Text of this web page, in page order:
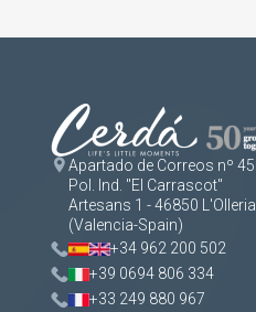
Apartado de Correos nº 45
Pol. Ind. "El Carrascot"
Artesans 1 - 46850 L'Olleria
(Valencia-Spain)
+34 962 200 502
+39 0694 806 334
+33 249 880 967